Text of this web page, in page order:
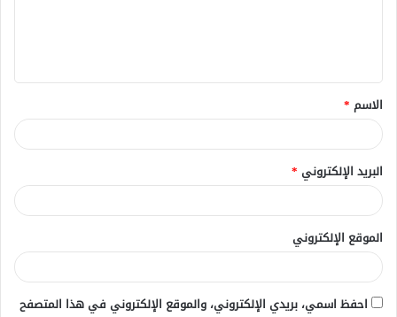
ق
*
الاسم *
البريد الإلكتروني *
الموقع الإلكتروني
احفظ اسمي، بريدي الإلكتروني، والموقع الإلكتروني في هذا المتصفح